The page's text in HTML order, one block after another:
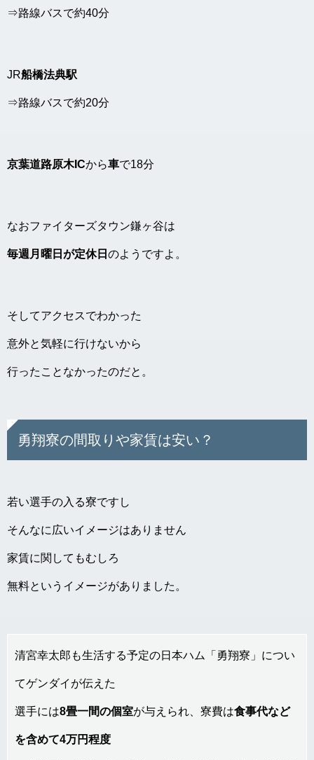
⇒路線バスで約40分
JR船橋法典駅
⇒路線バスで約20分
京葉道路原木ICから車で18分
なおファイターズタウン鎌ヶ谷は
毎週月曜日が定休日 のようですよ。
そしてアクセスでわかった
意外と気軽に行けないから
行ったことなかったのだと。
勇翔寮の間取りや家賃は安い？
若い選手の入る寮ですし
そんなに広いイメージはありません
家賃に関してもむしろ
無料というイメージがありました。
清宮幸太郎も生活する予定の日本ハム「勇翔寮」につい
てゲンダイが伝えた
選手には8畳一間の個室が与えられ、寮費は食事代など
を含めて4万円程度